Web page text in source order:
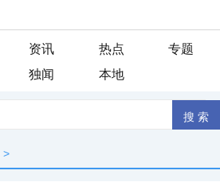
资讯 热点
专题
独闻 本地
>